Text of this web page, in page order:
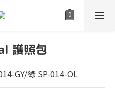
護照包
GY/綠 SP-014-OL